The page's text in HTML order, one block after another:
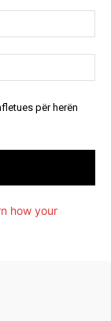
për herën
how your